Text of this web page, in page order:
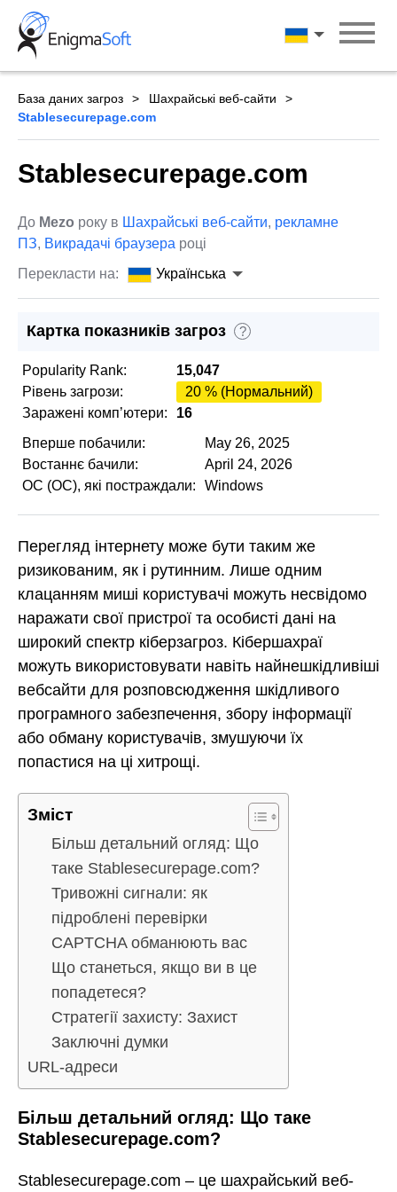
Skip
content
Українська
База даних загроз
Шахрайські веб-сайти
Stablesecurepage.com
Stablesecurepage.com
До Mezo року в Шахрайські веб-сайти, рекламне
ПЗ, Викрадачі браузера році
Перекласти на:
Українська
Картка показників загроз ?
Popularity Rank:
15,047
Рівень загрози:
20 % (Нормальний)
Заражені комп’ютери:
16
Вперше побачили:
May 26, 2025
Востаннє бачили:
April 24, 2026
ОС (ОС), які постраждали:
Windows
Перегляд інтернету може бути таким же
ризикованим, як і рутинним. Лише одним
клацанням миші користувачі можуть несвідомо
наражати свої пристрої та особисті дані на
широкий спектр кіберзагроз. Кібершахраї
можуть використовувати навіть найнешкідливіші
вебсайти для розповсюдження шкідливого
програмного забезпечення, збору інформації
або обману користувачів, змушуючи їх
попастися на ці хитрощі.
Зміст
Більш детальний огляд: Що
таке Stablesecurepage.com?
Тривожні сигнали: як
підроблені перевірки
CAPTCHA обманюють вас
Що станеться, якщо ви в це
попадетеся?
Стратегії захисту: Захист
Заключні думки
URL-адреси
Більш детальний огляд: Що таке
Stablesecurepage.com?
Stablesecurepage.com – це шахрайський веб-